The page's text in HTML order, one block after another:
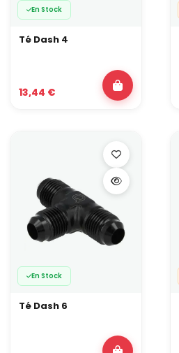
En Stock
Té Dash 4
13,44 €
En Stock
Té Dash 6